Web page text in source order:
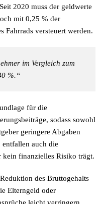
2020 muss der geldwerte
mit 0,25 % der
Fahrrads versteuert werden.
im Vergleich zum
%.“
für die
sodass sowohl
geringere Abgaben
entfallen auch die
kein finanzielles Risiko trägt.
des Bruttogehalts
Elterngeld oder
leicht verringern.